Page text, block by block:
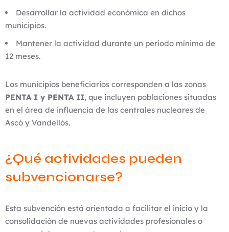
Desarrollar la actividad económica en dichos
municipios.
Mantener la actividad durante un período mínimo de
12 meses.
Los municipios beneficiarios corresponden a las zonas
PENTA I y PENTA II, que incluyen poblaciones situadas
en el área de influencia de las centrales nucleares de
Ascó y Vandellòs.
¿Qué actividades pueden
subvencionarse?
Esta subvención está orientada a facilitar el inicio y la
consolidación de nuevas actividades profesionales o